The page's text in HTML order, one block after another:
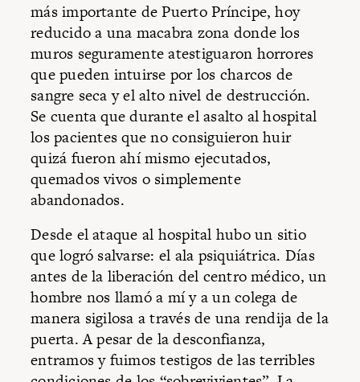
más importante de Puerto Príncipe, hoy
reducido a una macabra zona donde los
muros seguramente atestiguaron horrores
que pueden intuirse por los charcos de
sangre seca y el alto nivel de destrucción.
Se cuenta que durante el asalto al hospital
los pacientes que no consiguieron huir
quizá fueron ahí mismo ejecutados,
quemados vivos o simplemente
abandonados.
Desde el ataque al hospital hubo un sitio
que logró salvarse: el ala psiquiátrica. Días
antes de la liberación del centro médico, un
hombre nos llamó a mí y a un colega de
manera sigilosa a través de una rendija de la
puerta. A pesar de la desconfianza,
entramos y fuimos testigos de las terribles